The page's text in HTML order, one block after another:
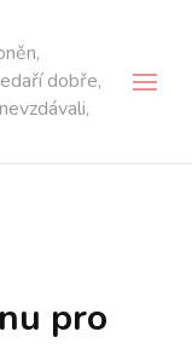
dobře,
pro